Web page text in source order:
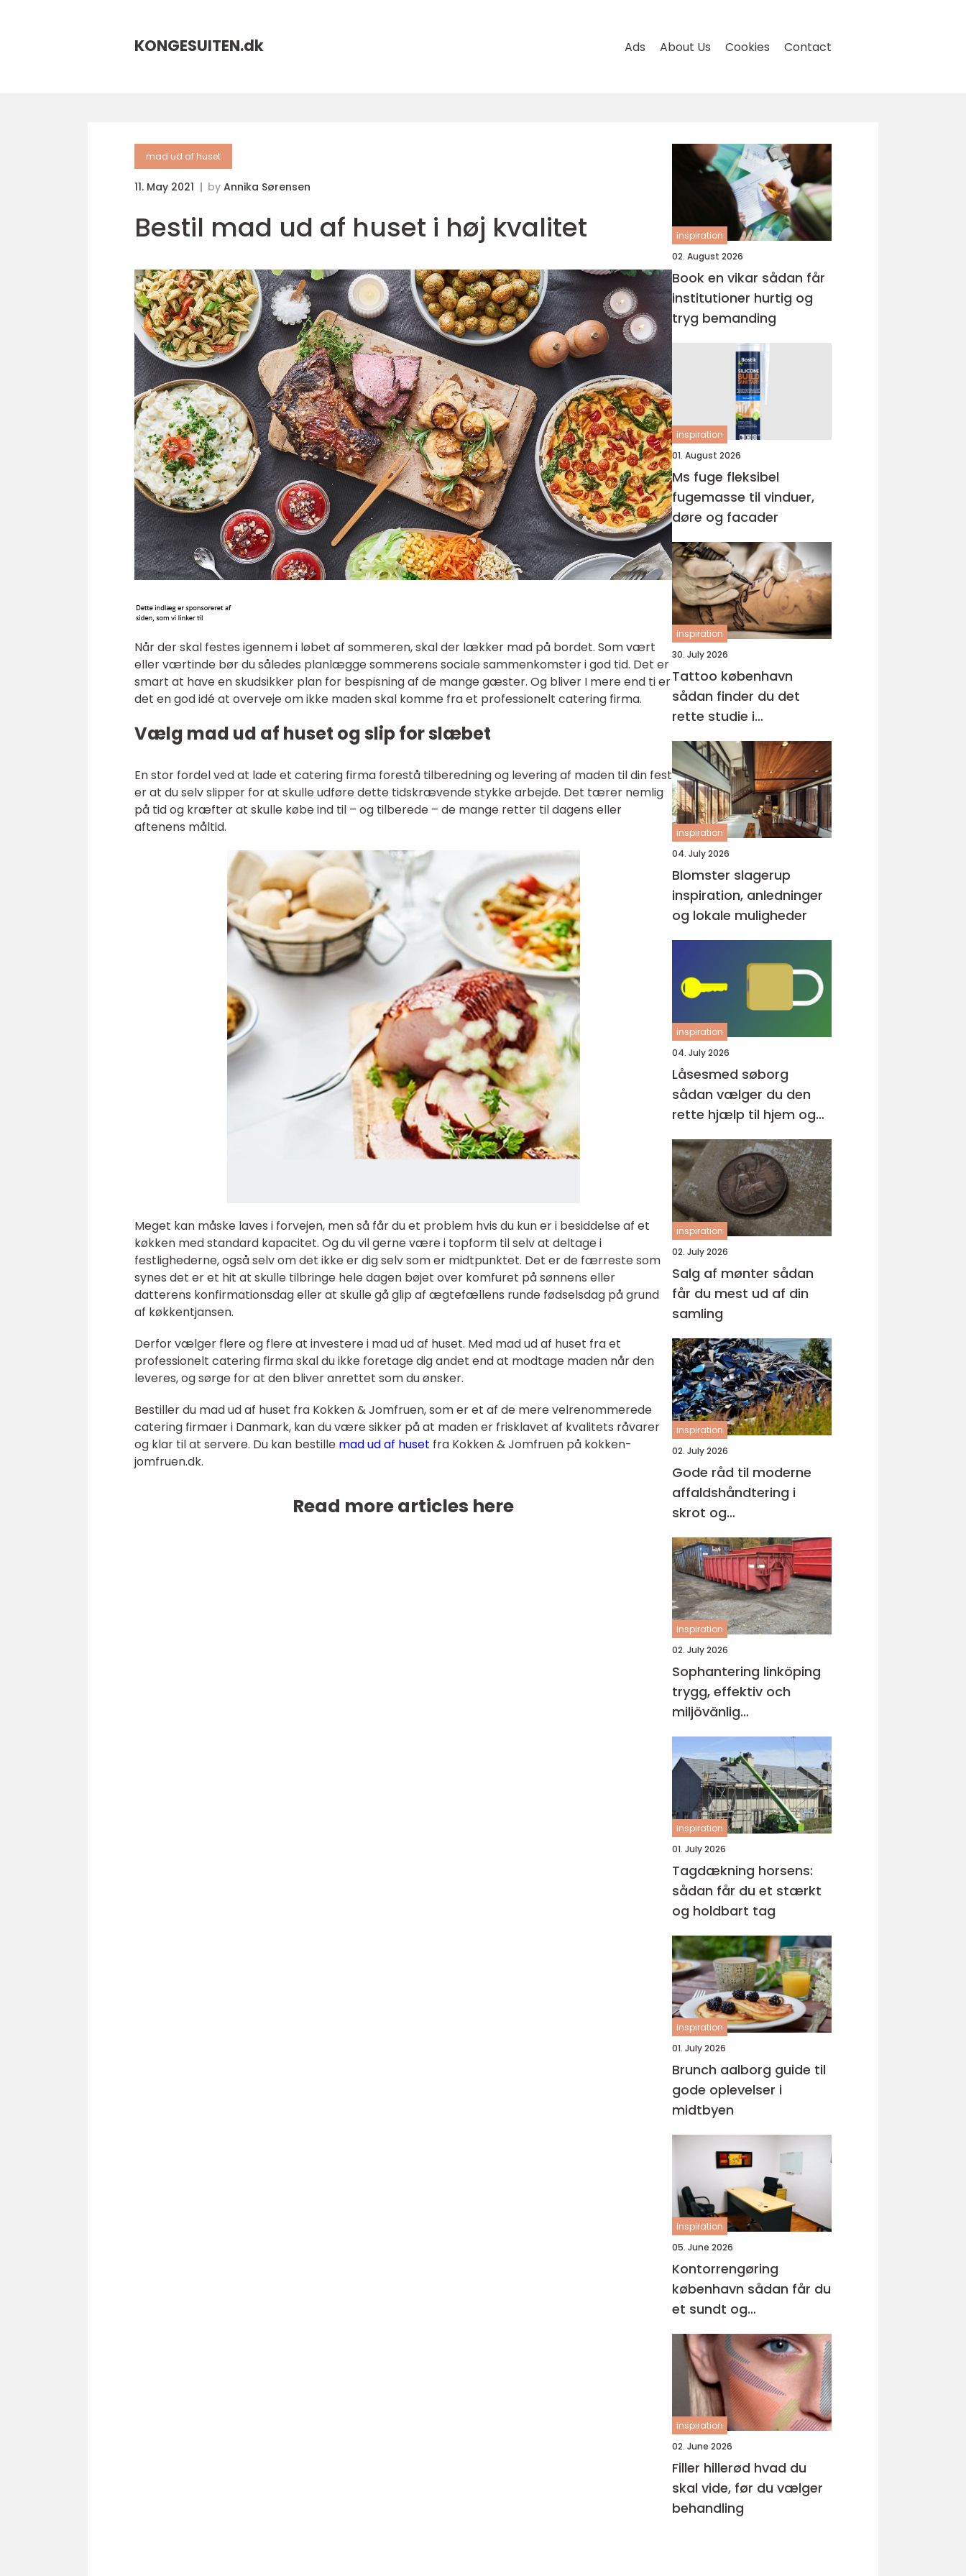
KONGESUITEN.dk Ads About Us Cookies Contact
mad ud af huset
11. May 2021 by Annika Sørensen
Bestil mad ud af huset i høj kvalitet
Når der skal festes igennem i løbet af sommeren, skal der lækker mad på bordet. Som vært
eller værtinde bør du således planlægge sommerens sociale sammenkomster i god tid. Det er
smart at have en skudsikker plan for bespisning af de mange gæster. Og bliver I mere end ti er
det en god idé at overveje om ikke maden skal komme fra et professionelt catering firma.
Vælg mad ud af huset og slip for slæbet
En stor fordel ved at lade et catering firma forestå tilberedning og levering af maden til din fest
er at du selv slipper for at skulle udføre dette tidskrævende stykke arbejde. Det tærer nemlig
på tid og kræfter at skulle købe ind til – og tilberede – de mange retter til dagens eller
aftenens måltid.
Meget kan måske laves i forvejen, men så får du et problem hvis du kun er i besiddelse af et
køkken med standard kapacitet. Og du vil gerne være i topform til selv at deltage i
festlighederne, også selv om det ikke er dig selv som er midtpunktet. Det er de færreste som
synes det er et hit at skulle tilbringe hele dagen bøjet over komfuret på sønnens eller
datterens konfirmationsdag eller at skulle gå glip af ægtefællens runde fødselsdag på grund
af køkkentjansen.
Derfor vælger flere og flere at investere i mad ud af huset. Med mad ud af huset fra et
professionelt catering firma skal du ikke foretage dig andet end at modtage maden når den
leveres, og sørge for at den bliver anrettet som du ønsker.
Bestiller du mad ud af huset fra Kokken & Jomfruen, som er et af de mere velrenommerede
catering firmaer i Danmark, kan du være sikker på at maden er frisklavet af kvalitets råvarer
og klar til at servere. Du kan bestille mad ud af huset fra Kokken & Jomfruen på kokken-
jomfruen.dk.
Read more articles here
inspiration
02. August 2026
Book en vikar sådan får
institutioner hurtig og
tryg bemanding
inspiration
01. August 2026
Ms fuge fleksibel
fugemasse til vinduer,
døre og facader
inspiration
30. July 2026
Tattoo københavn
sådan finder du det
rette studie i
hovedstaden
inspiration
04. July 2026
Blomster slagerup
inspiration, anledninger
og lokale muligheder
inspiration
04. July 2026
Låsesmed søborg
sådan vælger du den
rette hjælp til hjem og
erhverv
inspiration
02. July 2026
Salg af mønter sådan
får du mest ud af din
samling
inspiration
02. July 2026
Gode råd til moderne
affaldshåndtering i
skrot og
affaldsbranchen
inspiration
02. July 2026
Sophantering linköping
trygg, effektiv och
miljövänlig
avfallshantering
inspiration
01. July 2026
Tagdækning horsens:
sådan får du et stærkt
og holdbart tag
inspiration
01. July 2026
Brunch aalborg guide til
gode oplevelser i
midtbyen
inspiration
05. June 2026
Kontorrengøring
københavn sådan får du
et sundt og
professionelt
arbejdsmiljø
inspiration
02. June 2026
Filler hillerød hvad du
skal vide, før du vælger
behandling